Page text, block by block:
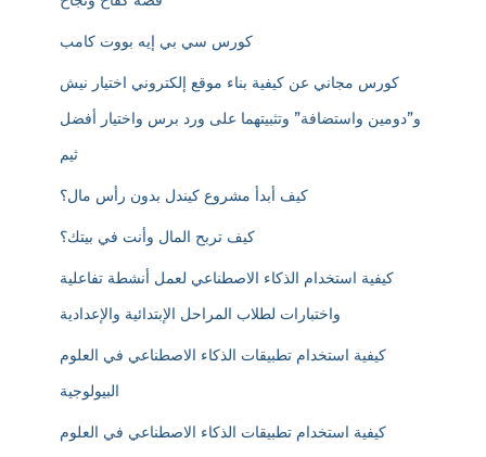
كورس سي بي إيه بووت كامب
كورس مجاني عن كيفية بناء موقع إلكتروني اختيار نيش
و”دومين واستضافة” وتثبيتهما على ورد برس واختيار أفضل
ثيم
كيف أبدأ مشروع كيندل بدون رأس مال؟
كيف تربح المال وأنت في بيتك؟
كيفية استخدام الذكاء الاصطناعي لعمل أنشطة تفاعلية
واختبارات لطلاب المراحل الإبتدائية والإعدادية
كيفية استخدام تطبيقات الذكاء الاصطناعي في العلوم
كيفية استخدام تطبيقات الذكاء الاصطناعي في العلوم